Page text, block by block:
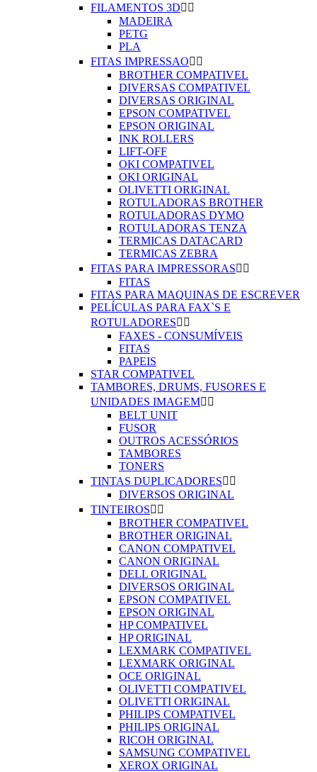
FILAMENTOS 3D 
MADEIRA
PETG
PLA
FITAS IMPRESSAO 
BROTHER COMPATIVEL
DIVERSAS COMPATIVEL
DIVERSAS ORIGINAL
EPSON COMPATIVEL
EPSON ORIGINAL
INK ROLLERS
LIFT-OFF
OKI COMPATIVEL
OKI ORIGINAL
OLIVETTI ORIGINAL
ROTULADORAS BROTHER
ROTULADORAS DYMO
ROTULADORAS TENZA
TERMICAS DATACARD
TERMICAS ZEBRA
FITAS PARA IMPRESSORAS 
FITAS
FITAS PARA MAQUINAS DE ESCREVER
PELÍCULAS PARA FAX`S E
ROTULADORES 
FAXES - CONSUMÍVEIS
FITAS
PAPEIS
STAR COMPATIVEL
TAMBORES, DRUMS, FUSORES E
UNIDADES IMAGEM 
BELT UNIT
FUSOR
OUTROS ACESSÓRIOS
TAMBORES
TONERS
TINTAS DUPLICADORES 
DIVERSOS ORIGINAL
TINTEIROS 
BROTHER COMPATIVEL
BROTHER ORIGINAL
CANON COMPATIVEL
CANON ORIGINAL
DELL ORIGINAL
DIVERSOS ORIGINAL
EPSON COMPATIVEL
EPSON ORIGINAL
HP COMPATIVEL
HP ORIGINAL
LEXMARK COMPATIVEL
LEXMARK ORIGINAL
OCE ORIGINAL
OLIVETTI COMPATIVEL
OLIVETTI ORIGINAL
PHILIPS COMPATIVEL
PHILIPS ORIGINAL
RICOH ORIGINAL
SAMSUNG COMPATIVEL
XEROX ORIGINAL